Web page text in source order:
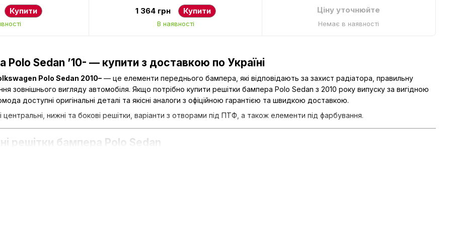
Polo Sedan ’10- — купити з доставкою по Україні
Polo Sedan 2010– — це елементи переднього бампера, які відповідають за захист радіатора, правильну
зовнішнього вигляду автомобіля. Якщо потрібно купити решітки бампера Polo Sedan з 2010 року випуску за вигідною
доступні оригінальні деталі та якісні аналоги з офіційною гарантією та швидкою доставкою.
центральні, нижні та бокові решітки, варіанти з отворами під ПТФ, а також елементи під фарбування.
решітки бампера Polo Sedan
AVTM,
7433 911
Купити
молдингом, AVTM, 6RU8536779B9, 7426
910
1 364 грн Купити
В наявності
6RU8546619B9
Ціну уточнюйте
Немає в наявності